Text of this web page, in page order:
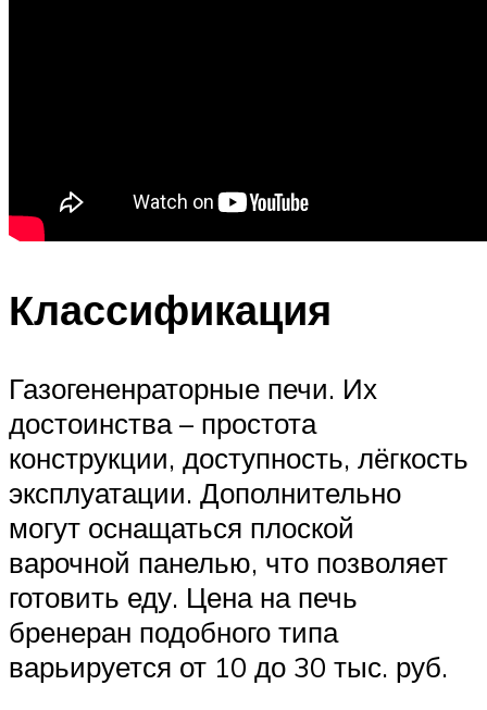
Классификация
Газогененраторные печи. Их
достоинства – простота
конструкции, доступность, лёгкость
эксплуатации. Дополнительно
могут оснащаться плоской
варочной панелью, что позволяет
готовить еду. Цена на печь
бренеран подобного типа
варьируется от 10 до 30 тыс. руб.